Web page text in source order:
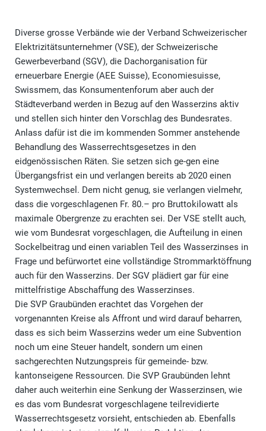
Diverse grosse Verbände wie der Verband Schweizerischer
Elektrizitätsunternehmer (VSE), der Schweizerische
Gewerbeverband (SGV), die Dachorganisation für
erneuerbare Energie (AEE Suisse), Economiesuisse,
Swissmem, das Konsumentenforum aber auch der
Städteverband werden in Bezug auf den Wasserzins aktiv
und stellen sich hinter den Vorschlag des Bundesrates.
Anlass dafür ist die im kommenden Sommer anstehende
Behandlung des Wasserrechtsgesetzes in den
eidgenössischen Räten. Sie setzen sich ge-gen eine
Übergangsfrist ein und verlangen bereits ab 2020 einen
Systemwechsel. Dem nicht genug, sie verlangen vielmehr,
dass die vorgeschlagenen Fr. 80.– pro Bruttokilowatt als
maximale Obergrenze zu erachten sei. Der VSE stellt auch,
wie vom Bundesrat vorgeschlagen, die Aufteilung in einen
Sockelbeitrag und einen variablen Teil des Wasserzinses in
Frage und befürwortet eine vollständige Strommarktöffnung
auch für den Wasserzins. Der SGV plädiert gar für eine
mittelfristige Abschaffung des Wasserzinses.
Die SVP Graubünden erachtet das Vorgehen der
vorgenannten Kreise als Affront und wird darauf beharren,
dass es sich beim Wasserzins weder um eine Subvention
noch um eine Steuer handelt, sondern um einen
sachgerechten Nutzungspreis für gemeinde- bzw.
kantonseigene Ressourcen. Die SVP Graubünden lehnt
daher auch weiterhin eine Senkung der Wasserzinsen, wie
es das vom Bundesrat vorgeschlagene teilrevidierte
Wasserrechtsgesetz vorsieht, entschieden ab. Ebenfalls